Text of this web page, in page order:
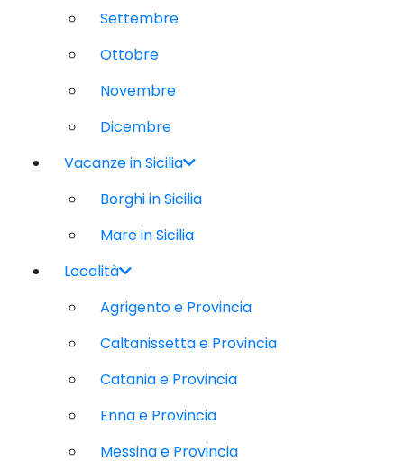
Settembre
Ottobre
Novembre
Dicembre
Vacanze in Sicilia
Borghi in Sicilia
Mare in Sicilia
Località
Agrigento e Provincia
Caltanissetta e Provincia
Catania e Provincia
Enna e Provincia
Messina e Provincia